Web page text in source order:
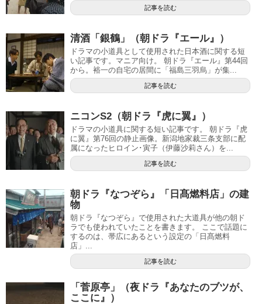
記事を読む
清酒「銀鶴」（朝ドラ『エール』）
ドラマの小道具として使用された日本酒に関する短
い記事です。マニア向け。 朝ドラ『エール』第44回
から。裕一の自宅の居間に「福島三羽烏」が集...
記事を読む
ニコンS2（朝ドラ『虎に翼』）
ドラマの小道具に関する短い記事です。 朝ドラ『虎
に翼』第76回の静止画像。新潟地家裁三条支部に配
属になったヒロイン･寅子（伊藤沙莉さん）を...
記事を読む
朝ドラ『なつぞら』「日髙燃料店」の建
物
朝ドラ『なつぞら』で使用された大道具が他の朝ド
ラでも使われていたことを書きます。 ここで話題に
するのは、帯広にあるという設定の「日髙燃料
店」...
記事を読む
「菅原亭」（夜ドラ『あなたのブツが、
ここに』）